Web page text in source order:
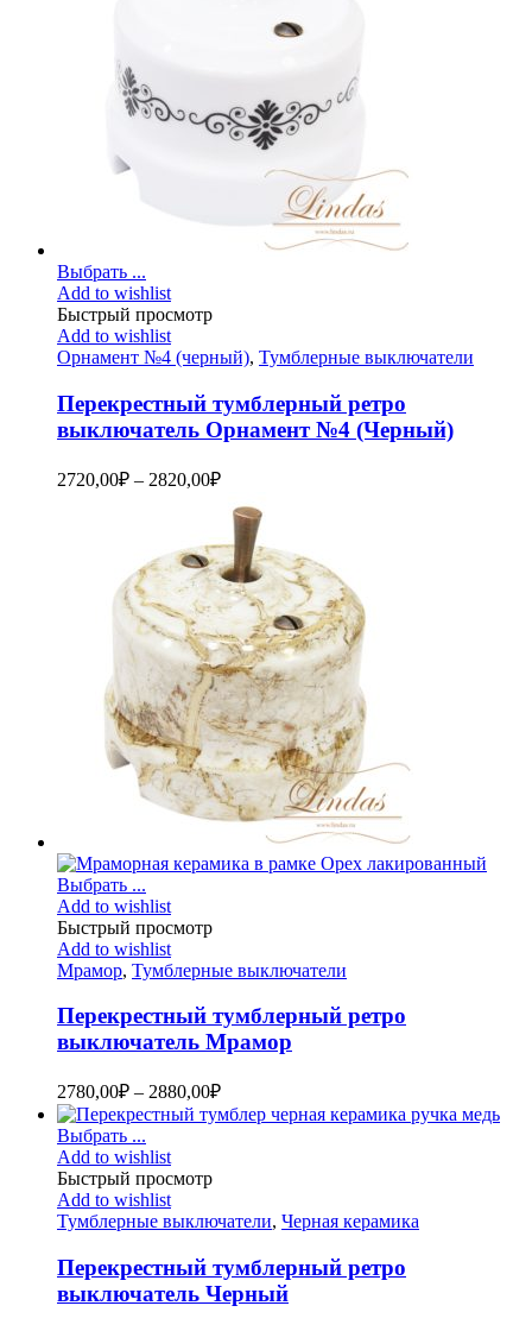
Выбрать ...
Add to wishlist
Быстрый просмотр
Add to wishlist
Орнамент №4 (черный), Тумблерные выключатели
Перекрестный тумблерный ретро
выключатель Орнамент №4 (Черный)
2720,00₽ – 2820,00₽
Выбрать ...
Add to wishlist
Быстрый просмотр
Add to wishlist
Мрамор, Тумблерные выключатели
Перекрестный тумблерный ретро
выключатель Мрамор
2780,00₽ – 2880,00₽
Выбрать ...
Add to wishlist
Быстрый просмотр
Add to wishlist
Тумблерные выключатели, Черная керамика
Перекрестный тумблерный ретро
выключатель Черный